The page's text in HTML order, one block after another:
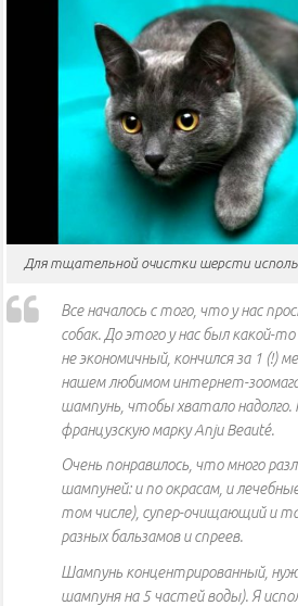
Для тщательной очистки шерсти
Все началось с того, что у нас
собак. До этого у нас был какой-
не экономичный, кончился за 1 (!)
нашем любимом интернет-
шампунь, чтобы хватало надолго.
французскую марку Anju Beauté.
Очень понравилось, что много
шампуней: и по окрасам, и
том числе), супер-очищающий и
разных бальзамов и спреев.
Шампунь концентрированный,
шампуня на 5 частей воды). ​Я